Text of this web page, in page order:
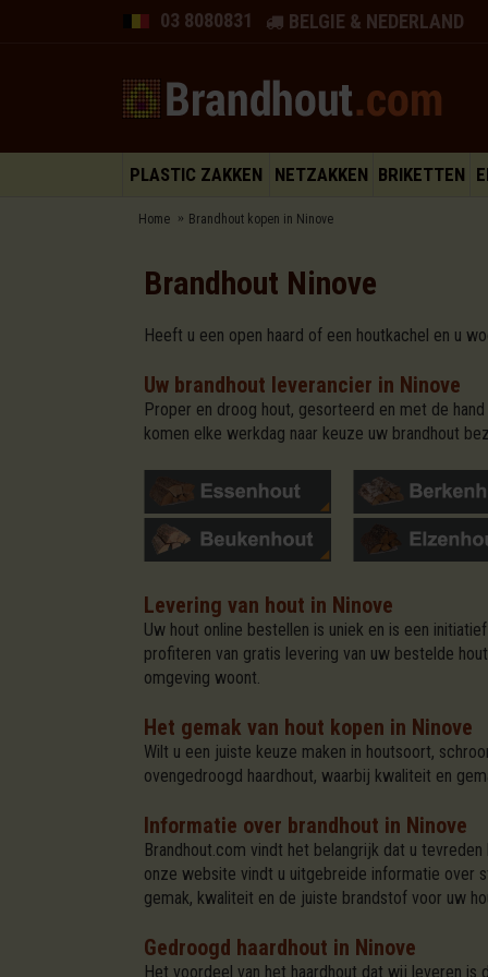
03 8080831 BELGIE & NEDERLAND
PLASTIC ZAKKEN NETZAKKEN BRIKETTEN
Home Brandhout kopen in Ninove
Brandhout Ninove
Heeft u een open haard of een houtkachel en u
Uw brandhout leverancier in Ninove
Proper en droog hout, gesorteerd en met de
komen elke werkdag naar keuze uw brandhout
Levering van hout in Ninove
Uw hout online bestellen is uniek en is een
profiteren van gratis levering van uw bestelde
omgeving woont.
Het gemak van hout kopen in Ninove
Wilt u een juiste keuze maken in houtsoort,
ovengedroogd haardhout, waarbij kwaliteit en
Informatie over brandhout in Ninove
Brandhout.com vindt het belangrijk dat u
onze website vindt u uitgebreide informatie over
gemak, kwaliteit en de juiste brandstof voor uw
Gedroogd haardhout in Ninove
Het voordeel van het haardhout dat wij leveren